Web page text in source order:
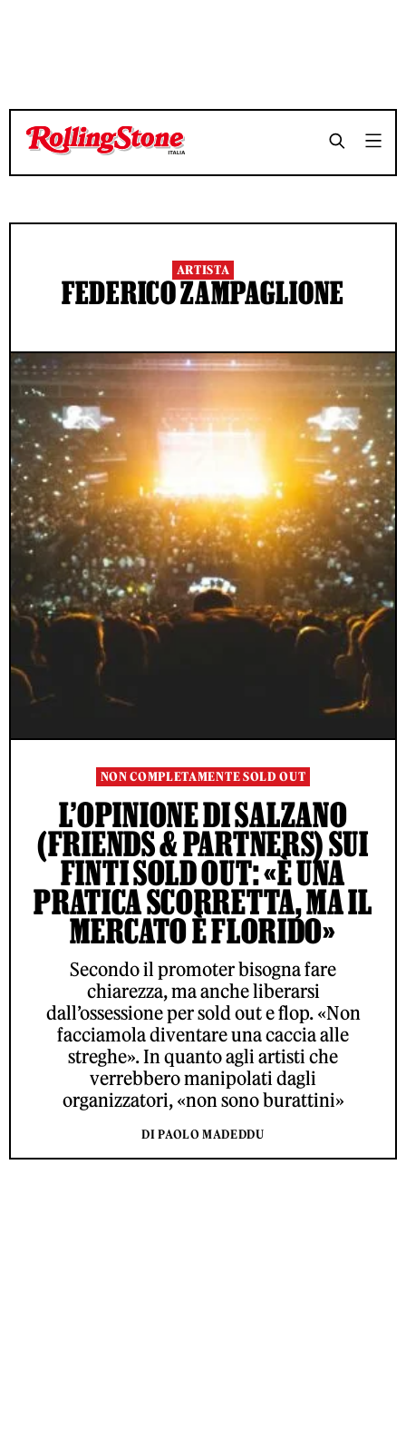
ARTISTA
FEDERICO ZAMPAGLIONE
NON COMPLETAMENTE SOLD OUT
L’OPINIONE DI SALZANO
(FRIENDS & PARTNERS) SUI
FINTI SOLD OUT: «È UNA
PRATICA SCORRETTA, MA IL
MERCATO È FLORIDO»
Secondo il promoter bisogna fare
chiarezza, ma anche liberarsi
dall’ossessione per sold out e flop. «Non
facciamola diventare una caccia alle
streghe». In quanto agli artisti che
verrebbero manipolati dagli
organizzatori, «non sono burattini»
DI PAOLO MADEDDU